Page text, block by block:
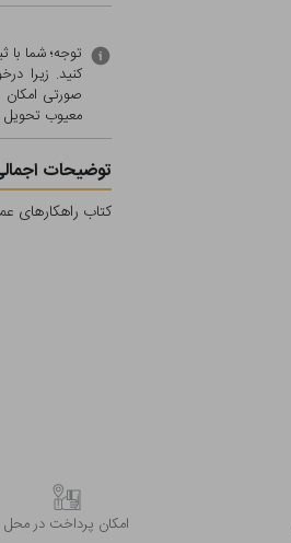
توجه؛ شما
کنید. زیرا
صورتی
معيوب تحویل
توضیحات
کتاب راهکارهای
امکان پرداخت در محل